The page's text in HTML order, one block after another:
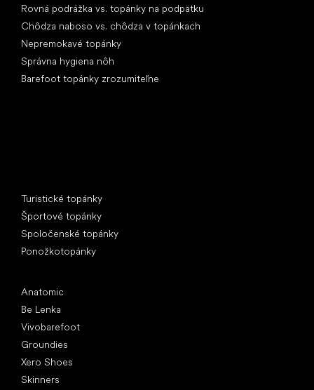
Rovná podrážka vs. topánky na podpätku
Chôdza naboso vs. chôdza v topánkach
Nepremokavé topánky
Správna hygiena nôh
Barefoot topánky zrozumiteľne
Turistické topánky
Športové topánky
Spoločenské topánky
Ponožkotopánky
Anatomic
Be Lenka
Vivobarefoot
Groundies
Xero Shoes
Skinners